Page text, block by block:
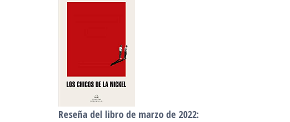
Reseña del libro de marzo de 2022: